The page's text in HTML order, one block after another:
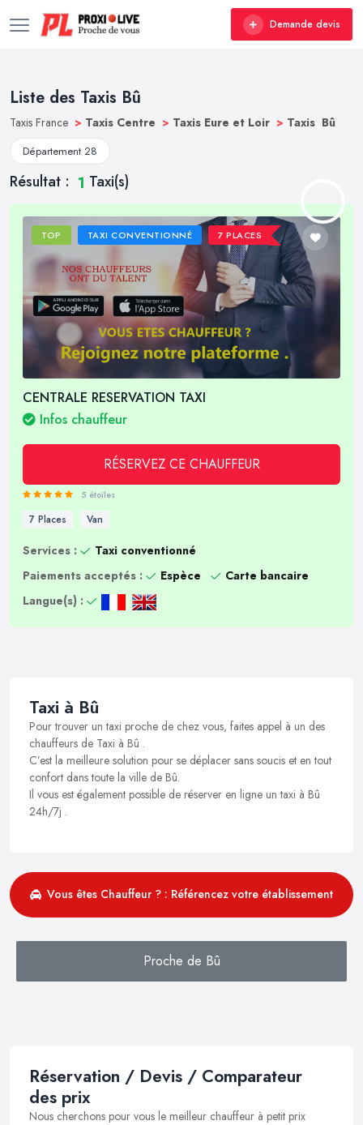
Demande devis
Liste des Taxis Bû
Taxis France > Taxis Centre > Taxis Eure et Loir > Taxis Bû
Département 28
Résultat : 1 Taxi(s)
TOP TAXI CONVENTIONNÉ 7 PLACES
CENTRALE RESERVATION TAXI
Infos chauffeur
RÉSERVEZ CE CHAUFFEUR
5 étoiles
7 Places Van
Services :
Taxi conventionné
Paiements acceptés :
Espèce
Carte bancaire
Langue(s) :
Taxi à Bû
Pour trouver un taxi proche de chez vous, faites appel à un des
chauffeurs de Taxi à Bû .
C’est la meilleure solution pour se déplacer sans soucis et en tout
confort dans toute la ville de Bû.
Il vous est également possible de réserver en ligne un taxi à Bû
24h/7j .
Vous êtes Chauffeur ? : Référencez votre établissement
Proche de Bû
Réservation / Devis / Comparateur
des prix
Nous cherchons pour vous le meilleur chauffeur à petit prix